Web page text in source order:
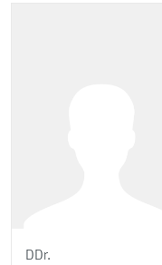
DDr.